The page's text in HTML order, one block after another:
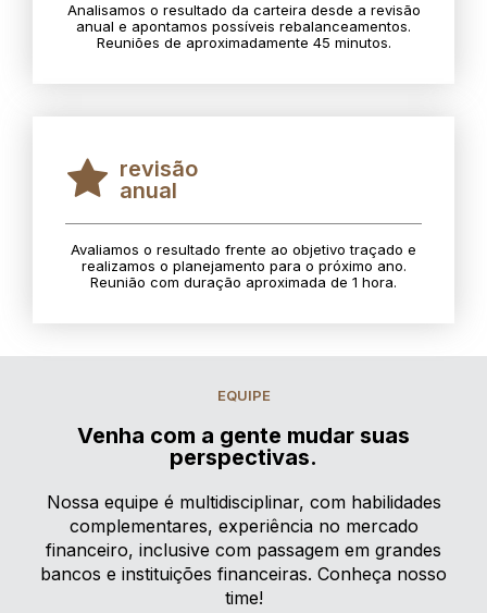
Analisamos o resultado da carteira desde a revisão
anual e apontamos possíveis rebalanceamentos.
Reuniões de aproximadamente 45 minutos.
revisão
anual
Avaliamos o resultado frente ao objetivo traçado e
realizamos o planejamento para o próximo ano.
Reunião com duração aproximada de 1 hora.
EQUIPE
Venha com a gente mudar suas
perspectivas.
Nossa equipe é multidisciplinar, com habilidades
complementares, experiência no mercado
financeiro, inclusive com passagem em grandes
bancos e instituições financeiras. Conheça nosso
time!